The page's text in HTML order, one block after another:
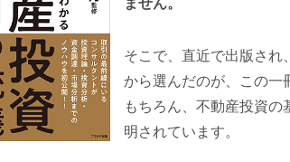
そこで、直近で出版され
から選んだのが、この一
もちろん、不動産投資の
明されています。